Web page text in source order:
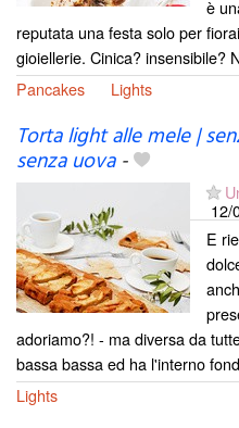
è
reputata una festa solo per
gioiellerie. Cinica? insensibile?
Pancakes
Lights
Torta light alle mele |
senza uova-
12/
E
adoriamo?! - ma diversa da
bassa bassa ed ha l'interno
Lights